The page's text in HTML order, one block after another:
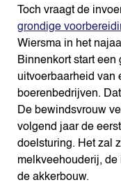
Toch vraagt de
grondige
Wiersma in het
Binnenkort start
uitvoerbaarheid van
boerenbedrijven.
De bewindsvrouw
volgend jaar de
doelsturing. Het zal
melkveehouderij,
de akkerbouw.